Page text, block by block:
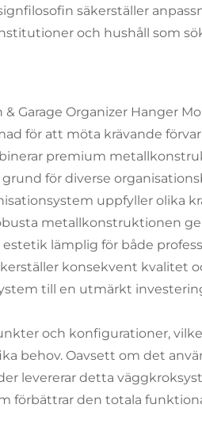
säkerställer
och hushåll som
Garage Organizer Hanger
för att möta krävande
premium
för diverse
uppfyller olika
metallkonstruktionen
lämplig för både
konsekvent kvalitet
till en utmärkt
och konfigurationer,
behov. Oavsett om det
levererar detta
förbättrar den totala